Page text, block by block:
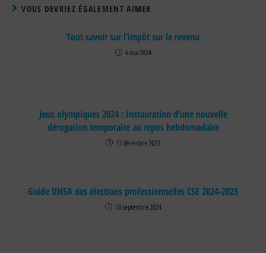
VOUS DEVRIEZ ÉGALEMENT AIMER
Tout savoir sur l’impôt sur le revenu
6 mai 2024
Jeux olympiques 2024 : Instauration d’une nouvelle
dérogation temporaire au repos hebdomadaire
13 décembre 2023
Guide UNSA des élections professionnelles CSE 2024-2025
18 septembre 2024